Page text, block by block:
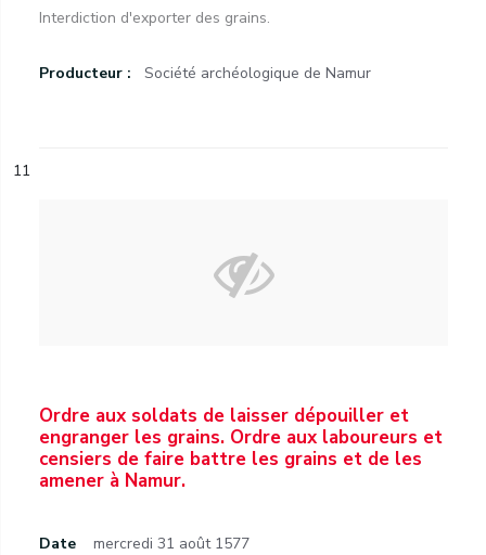
Interdiction d'exporter des grains.
Producteur : Société archéologique de Namur
11
Ordre aux soldats de laisser dépouiller et
engranger les grains. Ordre aux laboureurs et
censiers de faire battre les grains et de les
amener à Namur.
Date mercredi 31 août 1577